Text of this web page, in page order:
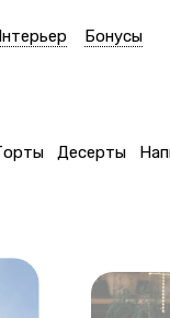
Бонусы
Десерты